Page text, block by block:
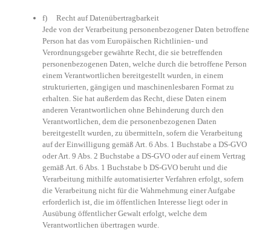
f) Recht auf Datenübertragbarkeit
Jede von der Verarbeitung personenbezogener Daten betroffene
Person hat das vom Europäischen Richtlinien- und
Verordnungsgeber gewährte Recht, die sie betreffenden
personenbezogenen Daten, welche durch die betroffene Person
einem Verantwortlichen bereitgestellt wurden, in einem
strukturierten, gängigen und maschinenlesbaren Format zu
erhalten. Sie hat außerdem das Recht, diese Daten einem
anderen Verantwortlichen ohne Behinderung durch den
Verantwortlichen, dem die personenbezogenen Daten
bereitgestellt wurden, zu übermitteln, sofern die Verarbeitung
auf der Einwilligung gemäß Art. 6 Abs. 1 Buchstabe a DS-GVO
oder Art. 9 Abs. 2 Buchstabe a DS-GVO oder auf einem Vertrag
gemäß Art. 6 Abs. 1 Buchstabe b DS-GVO beruht und die
Verarbeitung mithilfe automatisierter Verfahren erfolgt, sofern
die Verarbeitung nicht für die Wahrnehmung einer Aufgabe
erforderlich ist, die im öffentlichen Interesse liegt oder in
Ausübung öffentlicher Gewalt erfolgt, welche dem
Verantwortlichen übertragen wurde.